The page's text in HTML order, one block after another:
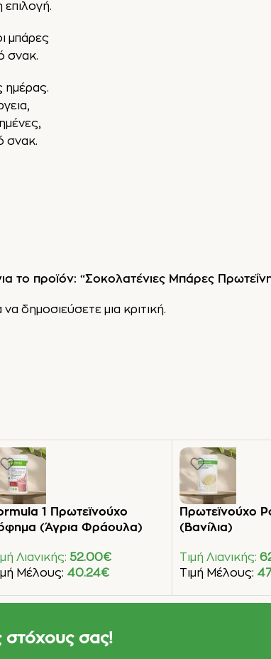
επιλογή.
μπάρες
σνακ.
ημέρας.
σνακ.
το προϊόν: “Σοκολατένιες Μπάρες
να δημοσιεύσετε μια κριτική.
1 Πρωτεϊνούχο
(Άγρια Φράουλα)
Λιανικής: 52.00€
Μέλους: 40.24€
Στο Καλάθι
Πρωτεϊνούχο
(Βανίλια)
Τιμή Λιανικής:
Τιμή Μέλους:
Προσθήκη Στο
στόχους σας!